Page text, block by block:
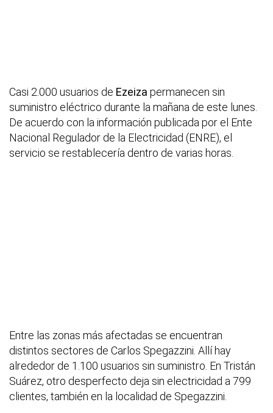
Casi 2.000 usuarios de Ezeiza permanecen sin
suministro eléctrico durante la mañana de este lunes.
De acuerdo con la información publicada por el Ente
Nacional Regulador de la Electricidad (ENRE), el
servicio se restablecería dentro de varias horas.
Entre las zonas más afectadas se encuentran
distintos sectores de Carlos Spegazzini. Allí hay
alrededor de 1.100 usuarios sin suministro. En Tristán
Suárez, otro desperfecto deja sin electricidad a 799
clientes, también en la localidad de Spegazzini.